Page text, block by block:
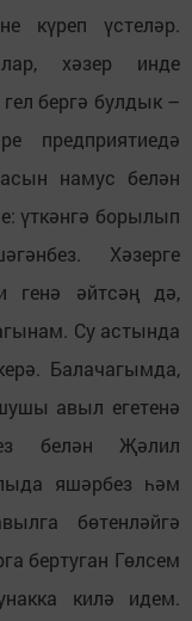
күреп үстеләр.
хәзер инде
бергә булдык –
предприятиедә
намус белән
үткәнгә борылып
Хәзерге
генә әйтсәң дә,
Су астында
Балачагымда,
авыл егетенә
белән Җәлил
яшәрбез һәм
бөтенләйгә
бертуган Гөлсем
килә идем.